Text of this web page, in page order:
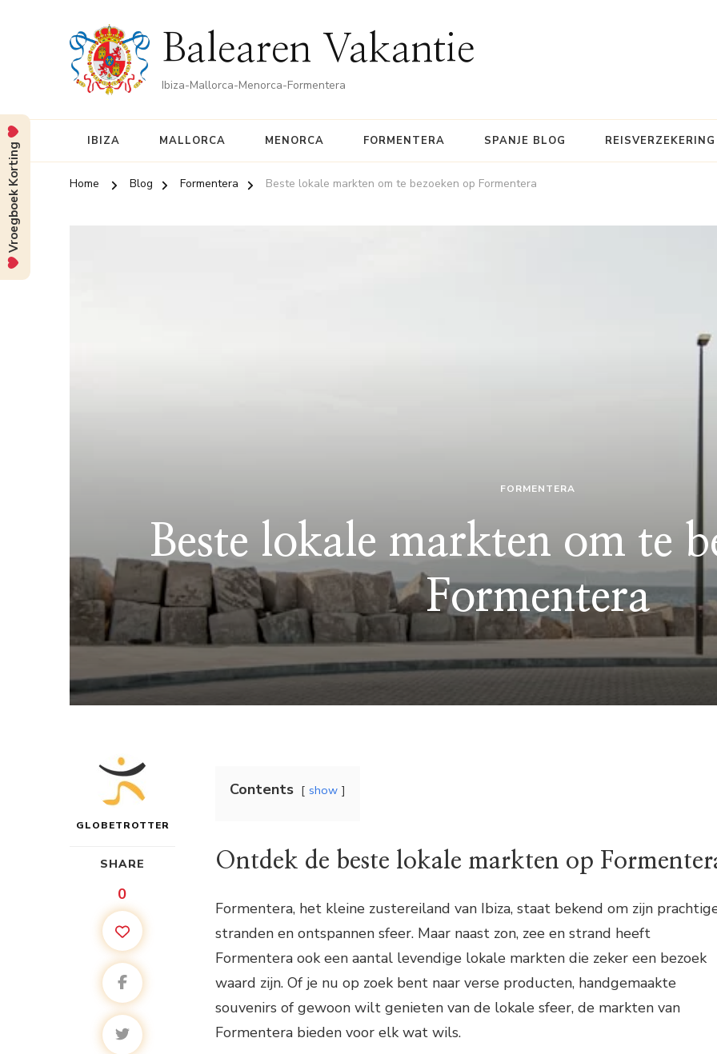
Balearen Vakantie
Ibiza-Mallorca-Menorca-Formentera
IBIZA MALLORCA MENORCA FORMENTERA SPANJE BLOG REISVERZEKERING
Home Blog Formentera Beste lokale markten om te bezoeken op Formentera
FORMENTERA
Beste lokale markten om te
Formentera
GLOBETROTTER
SHARE
0
Contents show
Ontdek de beste lokale markten op
Formentera, het kleine zustereiland van Ibiza, staat bekend om zijn
stranden en ontspannen sfeer. Maar naast zon, zee en strand heeft
Formentera ook een aantal levendige lokale markten die zeker een bezoek
waard zijn. Of je nu op zoek bent naar verse producten, handgemaakte
souvenirs of gewoon wilt genieten van de lokale sfeer, de markten van
Formentera bieden voor elk wat wils.
Vroegboek Korting